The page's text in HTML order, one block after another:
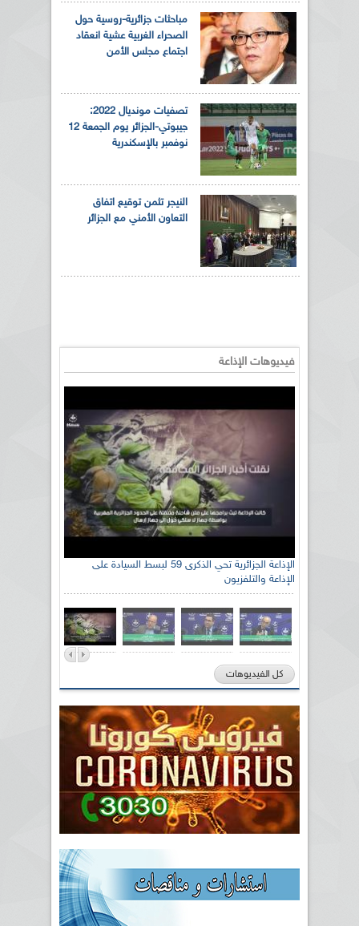
مباحثات جزائرية-روسية حول
الصحراء الغربية عشية انعقاد
اجتماع مجلس الأمن
تصفيات مونديال 2022:
جيبوتي-الجزائر يوم الجمعة 12
نوفمبر بالإسكندرية
النيجر تثمن توقيع اتفاق
التعاون الأمني مع الجزائر
فيديوهات الإذاعة
الإذاعة الجزائرية تحي الذكرى 59 لبسط السيادة على
الإذاعة والتلفزيون
كل الفيديوهات